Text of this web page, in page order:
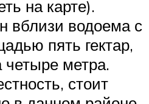
на карте).
вблизи водоема с
пять гектар,
четыре метра.
стоит